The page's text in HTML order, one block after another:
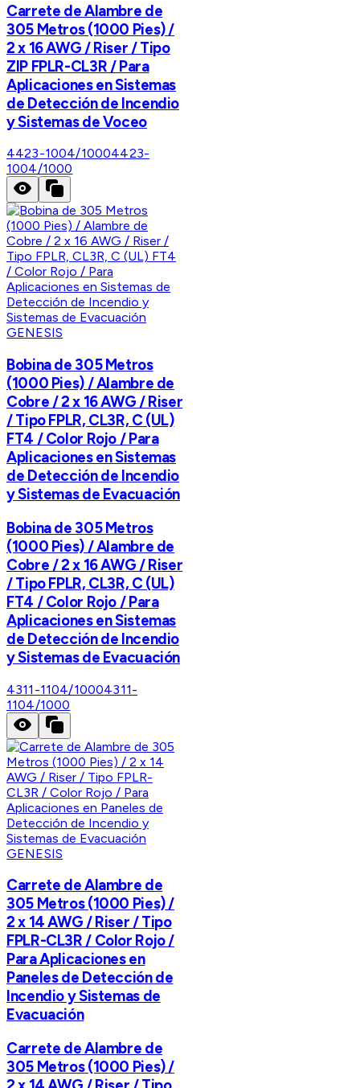
Carrete de Alambre de
305 Metros (1000 Pies) /
2 x 16 AWG / Riser / Tipo
ZIP FPLR-CL3R / Para
Aplicaciones en Sistemas
de Detección de Incendio
y Sistemas de Voceo
4423-1004/10004423-
1004/1000
GENESIS
Bobina de 305 Metros
(1000 Pies) / Alambre de
Cobre / 2 x 16 AWG / Riser
/ Tipo FPLR, CL3R, C (UL)
FT4 / Color Rojo / Para
Aplicaciones en Sistemas
de Detección de Incendio
y Sistemas de Evacuación
Bobina de 305 Metros
(1000 Pies) / Alambre de
Cobre / 2 x 16 AWG / Riser
/ Tipo FPLR, CL3R, C (UL)
FT4 / Color Rojo / Para
Aplicaciones en Sistemas
de Detección de Incendio
y Sistemas de Evacuación
4311-1104/10004311-
1104/1000
GENESIS
Carrete de Alambre de
305 Metros (1000 Pies) /
2 x 14 AWG / Riser / Tipo
FPLR-CL3R / Color Rojo /
Para Aplicaciones en
Paneles de Detección de
Incendio y Sistemas de
Evacuación
Carrete de Alambre de
305 Metros (1000 Pies) /